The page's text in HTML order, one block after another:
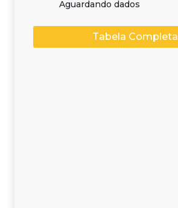
Aguardando dados
Tabela Completa